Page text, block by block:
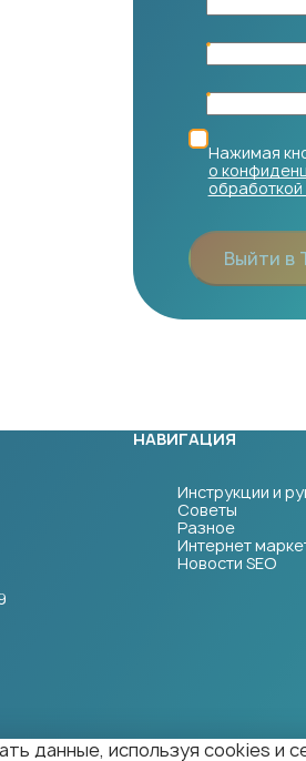
Нажимая
о
Выйти в
НАВИГАЦИЯ
Инструкции и
Советы
Разное
Интернет
Новости SEO
данные, используя cookies и